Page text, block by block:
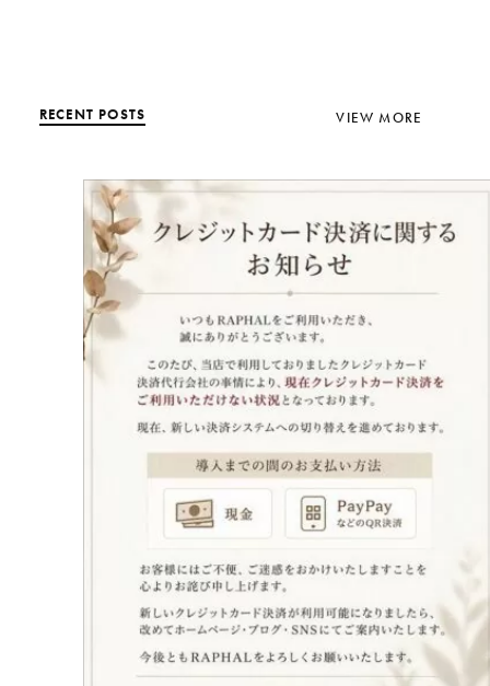
RECENT POSTS VIEW MORE